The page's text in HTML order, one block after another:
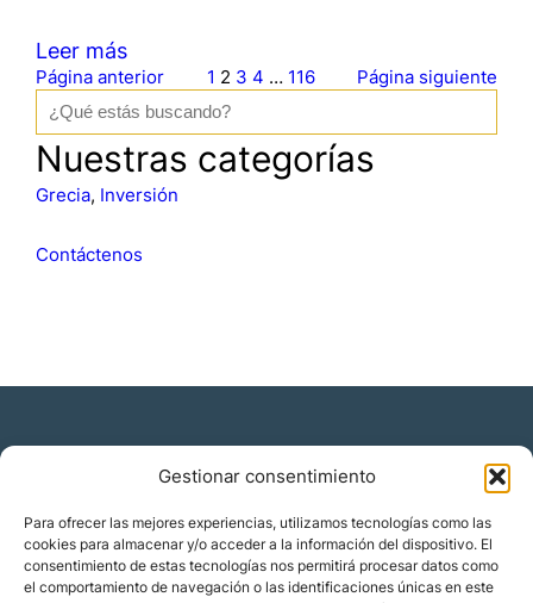
Gestionar consentimiento
Para ofrecer las mejores experiencias, utilizamos tecnologías como las
cookies para almacenar y/o acceder a la información del dispositivo. El
consentimiento de estas tecnologías nos permitirá procesar datos como
el comportamiento de navegación o las identificaciones únicas en este
Leer más
Página anterior 1 2 3 4 … 116
Página siguiente
s
c
a
Nuestras categorías
Grecia, Inversión
Contáctenos
Residencia y ciudadanía
Migración corporativa
Nómadas digitales
Colabora con nosotros